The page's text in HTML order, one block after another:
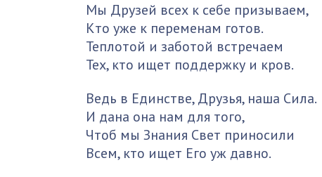
Мы Друзей всех к себе призываем,
Кто уже к переменам готов.
Теплотой и заботой встречаем
Тех, кто ищет поддержку и кров.
Ведь в Единстве, Друзья, наша Сила.
И дана она нам для того,
Чтоб мы Знания Свет приносили
Всем, кто ищет Его уж давно.